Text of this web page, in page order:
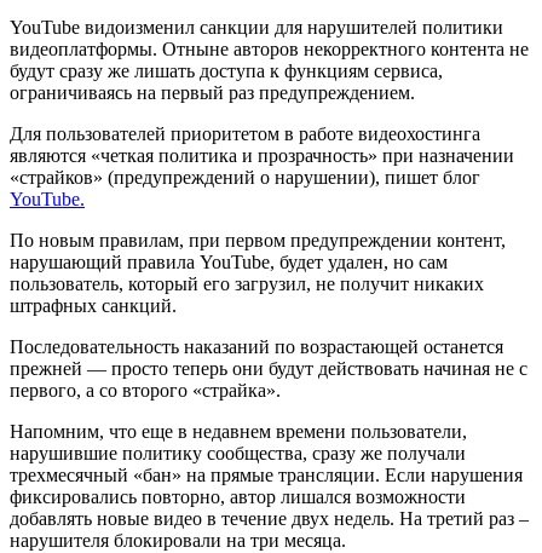
YouTube видоизменил санкции для нарушителей политики
видеоплатформы. Отныне авторов некорректного контента не
будут сразу же лишать доступа к функциям сервиса,
ограничиваясь на первый раз предупреждением.
Для пользователей приоритетом в работе видеохостинга
являются «четкая политика и прозрачность» при назначении
«страйков» (предупреждений о нарушении), пишет блог
YouTube.
По новым правилам, при первом предупреждении контент,
нарушающий правила YouTube, будет удален, но сам
пользователь, который его загрузил, не получит никаких
штрафных санкций.
Последовательность наказаний по возрастающей останется
прежней — просто теперь они будут действовать начиная не с
первого, а со второго «страйка».
Напомним, что еще в недавнем времени пользователи,
нарушившие политику сообщества, сразу же получали
трехмесячный «бан» на прямые трансляции. Если нарушения
фиксировались повторно, автор лишался возможности
добавлять новые видео в течение двух недель. На третий раз –
нарушителя блокировали на три месяца.